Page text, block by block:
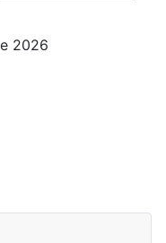
2026